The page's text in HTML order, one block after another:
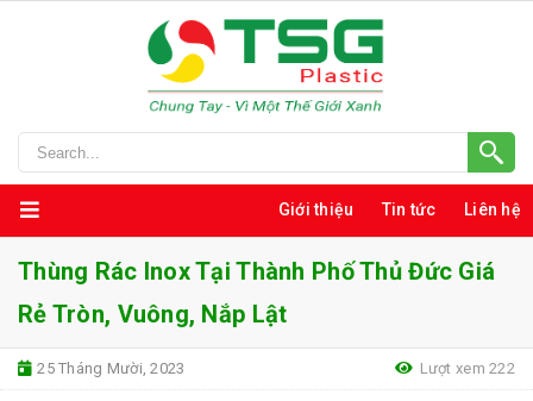
Giới thiệu Tin tức Liên hệ
Thùng Rác Inox Tại Thành Phố Thủ Đức Giá
Rẻ Tròn, Vuông, Nắp Lật
25 Tháng Mười, 2023 Lượt xem 222